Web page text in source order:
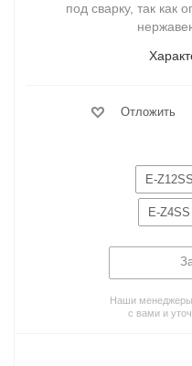
под сварку, так как
Отложить
E-Z12SS
E-Z4SS
Наши менеджеры
с вами и